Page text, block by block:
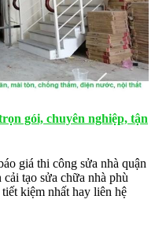
gói, chuyên nghiệp, tận
giá thi công sửa nhà quận
tạo sửa chữa nhà phù
kiệm nhất hay liên hệ